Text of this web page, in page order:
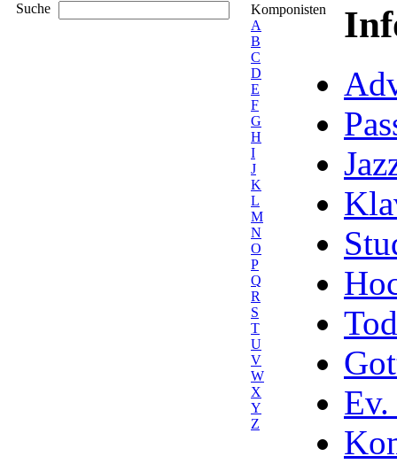
Suche
Komponisten
A
B
C
D
E
F
G
H
I
J
K
L
M
N
O
P
Q
R
S
T
U
V
W
X
Y
Z
Ev.